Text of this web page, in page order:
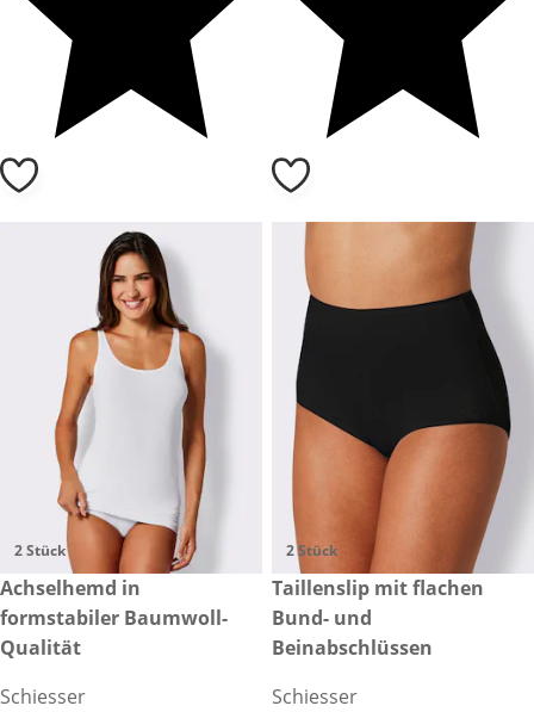
2 Stück
€ 37,99
Achselhemd in
formstabiler Baumwoll-
Qualität
Schiesser
2 Stück
€ 24,99
Taillenslip mit flachen
Bund- und
Beinabschlüssen
Schiesser